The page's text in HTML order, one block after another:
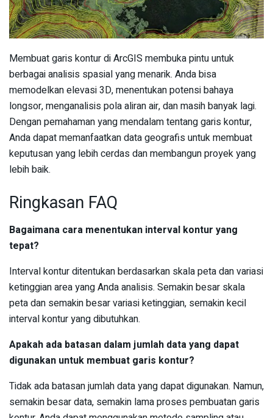
Membuat garis kontur di ArcGIS membuka pintu untuk
berbagai analisis spasial yang menarik. Anda bisa
memodelkan elevasi 3D, menentukan potensi bahaya
longsor, menganalisis pola aliran air, dan masih banyak lagi.
Dengan pemahaman yang mendalam tentang garis kontur,
Anda dapat memanfaatkan data geografis untuk membuat
keputusan yang lebih cerdas dan membangun proyek yang
lebih baik.
Ringkasan FAQ
Bagaimana cara menentukan interval kontur yang
tepat?
Interval kontur ditentukan berdasarkan skala peta dan variasi
ketinggian area yang Anda analisis. Semakin besar skala
peta dan semakin besar variasi ketinggian, semakin kecil
interval kontur yang dibutuhkan.
Apakah ada batasan dalam jumlah data yang dapat
digunakan untuk membuat garis kontur?
Tidak ada batasan jumlah data yang dapat digunakan. Namun,
semakin besar data, semakin lama proses pembuatan garis